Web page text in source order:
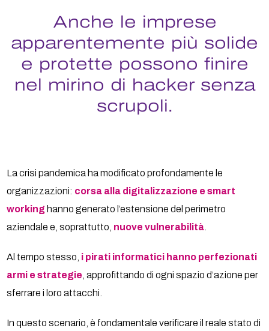
Anche le imprese
apparentemente più solide
e protette possono finire
nel mirino di hacker senza
scrupoli.
La crisi pandemica ha modificato profondamente le
organizzazioni: corsa alla digitalizzazione e smart
working hanno generato l’estensione del perimetro
aziendale e, soprattutto, nuove vulnerabilità
Al tempo stesso, i pirati informatici hanno perfezionati
armi e strategie , approfittando di ogni spazio d’azione per
sferrare i loro attacchi.
In questo scenario, è fondamentale verificare il reale stato di